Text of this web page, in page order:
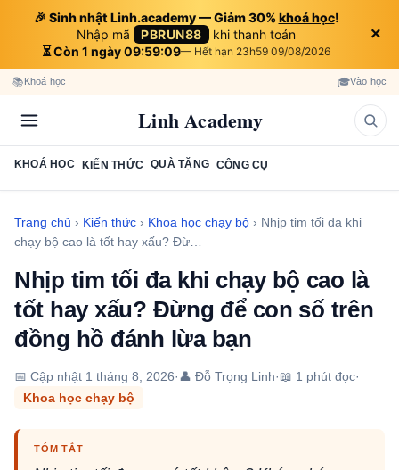
🎉 Sinh nhật Linh.academy — Giảm 30% khoá học!
Nhập mã PBRUN88 khi thanh toán
⏳ Còn 1 ngày 09:59:08— Hết hạn 23h59 09/08/2026
×
📚Khoá học 🎓Vào học
Linh Academy
KHOÁ HỌC KIẾN THỨC QUÀ TẶNG CÔNG CỤ
Trang chủ › Kiến thức › Khoa học chạy bộ › Nhịp tim tối đa khi
chạy bộ cao là tốt hay xấu? Đừ…
Nhịp tim tối đa khi chạy bộ cao là
tốt hay xấu? Đừng để con số trên
đồng hồ đánh lừa bạn
📅 Cập nhật 1 tháng 8, 2026·👤 Đỗ Trọng Linh·📖 1 phút đọc·
Khoa học chạy bộ
TÓM TẮT